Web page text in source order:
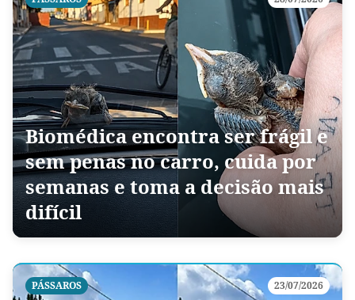
Biomédica encontra ser frágil e
sem penas no carro, cuida por
semanas e toma a decisão mais
difícil
PÁSSAROS 23/07/2026